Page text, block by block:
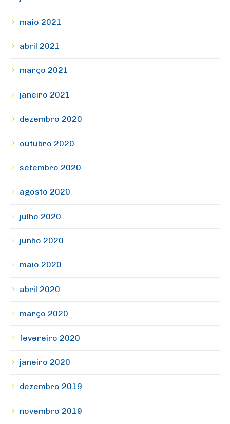
maio 2021
abril 2021
março 2021
janeiro 2021
dezembro 2020
outubro 2020
setembro 2020
agosto 2020
julho 2020
junho 2020
maio 2020
abril 2020
março 2020
fevereiro 2020
janeiro 2020
dezembro 2019
novembro 2019